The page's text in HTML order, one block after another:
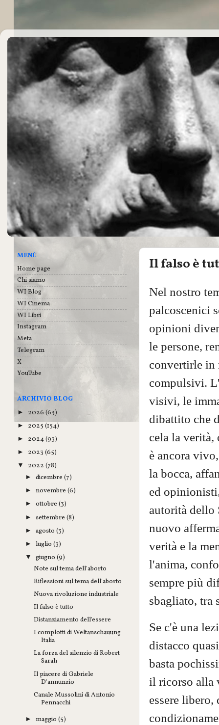
Il falso è
Nel nostro
palcoscenici
opinioni
le persone,
convertirle in
compulsivi.
visivi, le
dibattito che
cela la
è ancora
la bocca,
ed
autorità dello
nuovo
verità e la
l'anima,
sempre più
sbagliato, tra
Se c'è una
distacco
basta
il ricorso alla
essere
MENÙ
Home page
Chi siamo
WI Blog
WI Cinema
WI Libri
Instagram
Meta
Telegram
X
YouTube
ARCHIVIO BLOG
► 2026 (63)
► 2025 (154)
► 2024(93)
► 2023 (65)
▼ 2022 (78)
►dicembre(7)
►novembre(6)
►ottobre(3)
► settembre(8)
►agosto(3)
►luglio(3)
▼giugno(9)
Note sul tema dell'aborto
Riflessioni sul tema dell'aborto
Nuova rivoluzione industriale
Il falso è tutto
Distanziamento dell'essere
I complotti di Weltanschauung
Italia
La forza del silenzio di Robert
Sarah
Il piacere di Gabriele
D'annunzio
Canale Mussolini di Antonio
Pennacchi
►maggio(5)